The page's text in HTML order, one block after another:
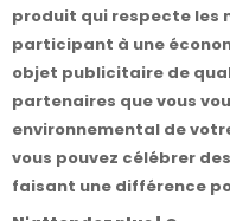
produit qui respecte les
participant à une
objet publicitaire de
partenaires que vous
environnemental de
vous pouvez célébrer
faisant une différence